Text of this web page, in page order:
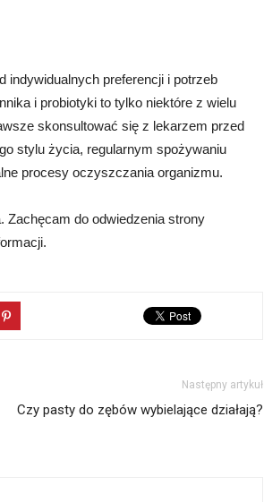
preferencji i potrzeb
i probiotyki to tylko niektóre z wielu
skonsultować się z lekarzem przed
stylu życia, regularnym spożywaniu
procesy oczyszczania organizmu.
do odwiedzenia strony
Następny artykuł
Czy pasty do zębów wybielające działają?